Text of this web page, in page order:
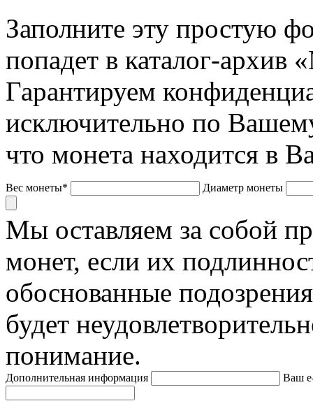
Заполните эту простую
попадет в каталог-архив
Гарантируем
исключительно по
что монета находится в
Вес монеты* Диаметр монеты
Мы оставляем за собой
монет, если их
обоснованные
будет
понимание.
Дополнительная информация Ваш